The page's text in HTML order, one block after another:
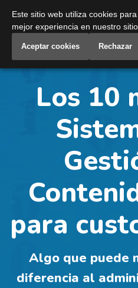
Spain
Los 10
para
Algo que puede
diferencia al
Este sitio web utiliza cookies
mejor experiencia en nuestro sitio
Aceptar cookies Rechazar